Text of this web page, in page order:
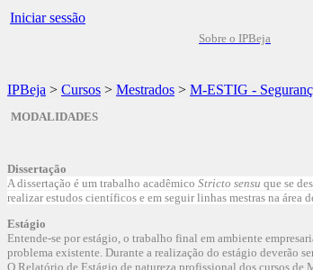
Iniciar sessão
Sobre o IPBeja
IPBeja > Cursos > Mestrados > M-ESTIG -
MODALIDADES
Dissertação
A dissertação é um trabalho acadêmico Stricto sensu que se
realizar estudos científicos e em seguir linhas mestras na área
Estágio
Entende-se por estágio, o trabalho final em ambiente
problema existente. Durante a realização do estágio deverão
O Relatório de Estágio de natureza profissional dos cursos de